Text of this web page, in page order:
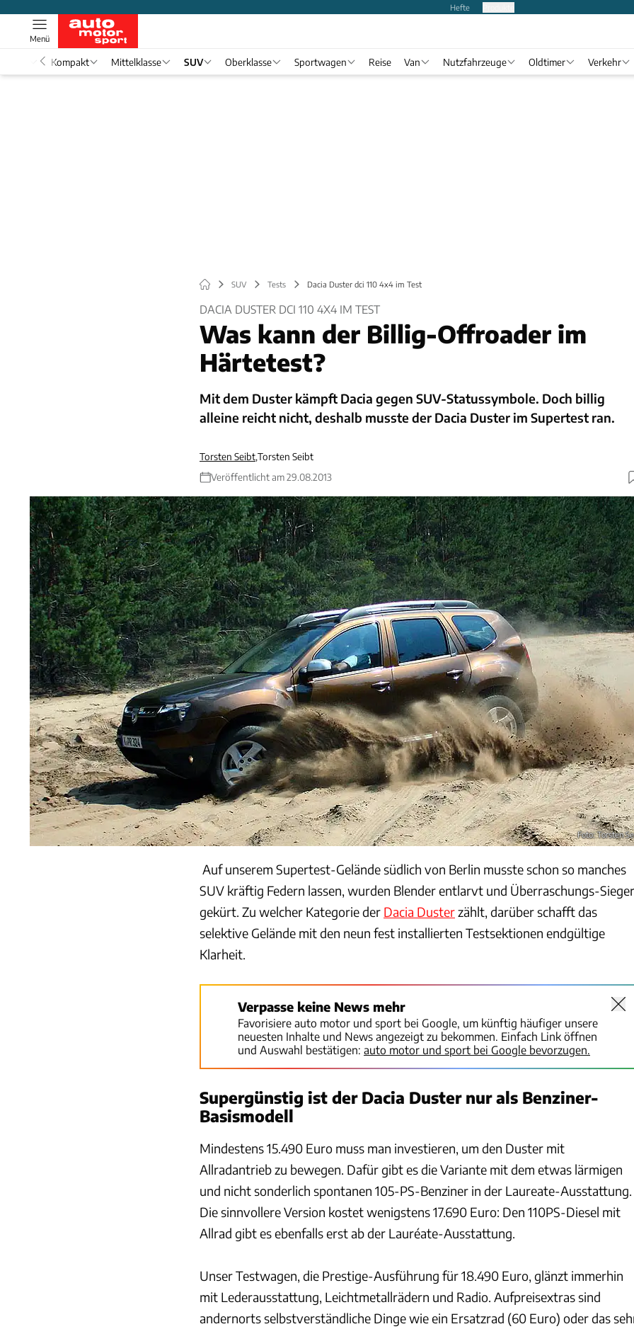
Hefte
Menü
Kompakt Mittelklasse SUV Oberklasse Sportwagen Reise Van Nutzfahrzeuge Oldtimer Verkehr
SUV Tests Dacia Duster dci 110 4x4 im Test
DACIA DUSTER DCI 110 4X4 IM TEST
Was kann der Billig-Offroader im
Härtetest?
Mit dem Duster kämpft Dacia gegen SUV-Statussymbole. Doch billig
alleine reicht nicht, deshalb musste der Dacia Duster im Supertest ran.
Torsten Seibt,Torsten Seibt
Veröffentlicht am 29.08.2013
Foto: Torsten
Auf unserem Supertest-Gelände südlich von Berlin musste schon so manches
SUV kräftig Federn lassen, wurden Blender entlarvt und Überraschungs-Sieger
gekürt. Zu welcher Kategorie der Dacia Dusterzählt, darüber schafft das
selektive Gelände mit den neun fest installierten Testsektionen endgültige
Klarheit.
Verpasse keine News mehr
Favorisiere auto motor und sport bei Google, um künftig häufiger unsere
neuesten Inhalte und News angezeigt zu bekommen. Einfach Link öffnen
und Auswahl bestätigen: auto motor und sport bei Google bevorzugen.
Supergünstig ist der Dacia Duster nur als Benziner-
Basismodell
Mindestens 15.490 Euro muss man investieren, um den Duster mit
Allradantrieb zu bewegen. Dafür gibt es die Variante mit dem etwas lärmigen
und nicht sonderlich spontanen 105-PS-Benziner in der Laureate-Ausstattung.
Die sinnvollere Version kostet wenigstens 17.690 Euro: Den 110PS-Diesel mit
Allrad gibt es ebenfalls erst ab der Lauréate-Ausstattung.
Unser Testwagen, die Prestige-Ausführung für 18.490 Euro, glänzt immerhin
mit Lederausstattung, Leichtmetallrädern und Radio. Aufpreisextras sind
andernorts selbstverständliche Dinge wie ein Ersatzrad (60 Euro) oder das